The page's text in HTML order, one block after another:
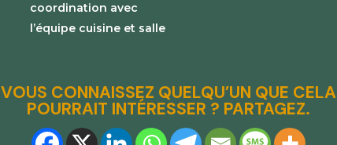
coordination avec
l’équipe cuisine et salle
VOUS CONNAISSEZ QUELQU’UN QUE CELA
POURRAIT INTÉRESSER ? PARTAGEZ.